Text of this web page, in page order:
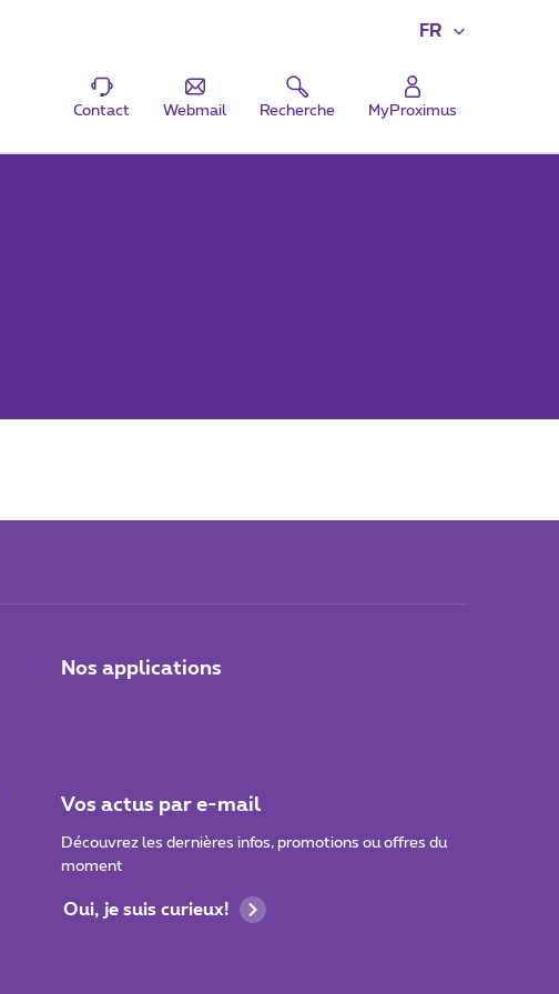
FR
Contact Webmail Recherche MyProximus
Nos applications
Vos actus par e-mail
Découvrez les dernières infos, promotions ou offres du
moment
Oui, je suis curieux!